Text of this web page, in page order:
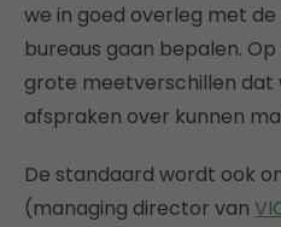
we in goed overleg met
bureaus gaan bepalen.
grote meetverschillen dat
afspraken over kunnen
De standaard wordt ook
(managing director van